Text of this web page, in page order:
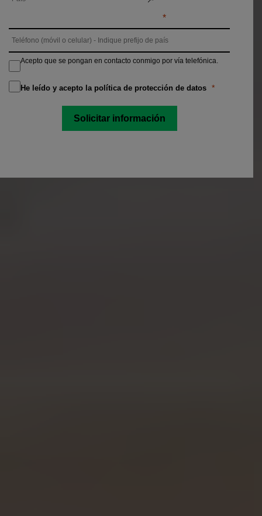
Acepto que se pongan en contacto conmigo por vía telefónica.
He leído y acepto la política de protección de datos
Solicitar información